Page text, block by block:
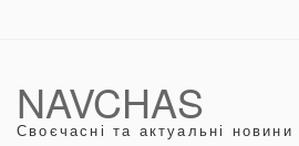
NAVCHAS
Своєчасні та актуальні новини